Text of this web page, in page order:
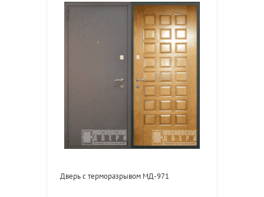
Дверь с терморазрывом МД-971